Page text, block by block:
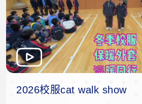
2026校服cat walk show